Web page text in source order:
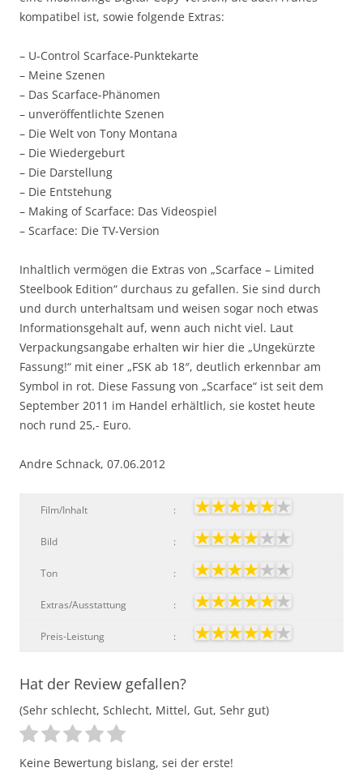
kompatibel ist, sowie folgende Extras:
– U-Control Scarface-Punktekarte
– Meine Szenen
– Das Scarface-Phänomen
– unveröffentlichte Szenen
– Die Welt von Tony Montana
– Die Wiedergeburt
– Die Darstellung
– Die Entstehung
– Making of Scarface: Das Videospiel
– Scarface: Die TV-Version
Inhaltlich vermögen die Extras von „Scarface – Limited
Steelbook Edition“ durchaus zu gefallen. Sie sind durch
und durch unterhaltsam und weisen sogar noch etwas
Informationsgehalt auf, wenn auch nicht viel. Laut
Verpackungsangabe erhalten wir hier die „Ungekürzte
Fassung!“ mit einer „FSK ab 18″, deutlich erkennbar am
Symbol in rot. Diese Fassung von „Scarface“ ist seit dem
September 2011 im Handel erhältlich, sie kostet heute
noch rund 25,- Euro.
Andre Schnack, 07.06.2012
Film/Inhalt :
Bild :
Ton :
Extras/Ausstattung :
Preis-Leistung :
Hat der Review gefallen?
(Sehr schlecht, Schlecht, Mittel, Gut, Sehr gut)
Keine Bewertung bislang, sei der erste!